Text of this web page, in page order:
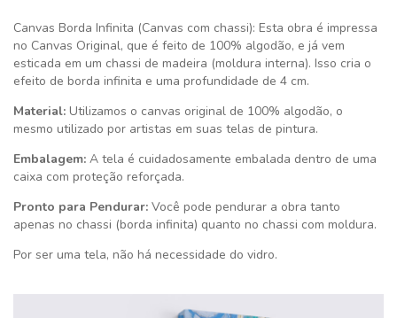
Canvas Borda Infinita (Canvas com chassi): Esta obra é impressa
no Canvas Original, que é feito de 100% algodão, e já vem
esticada em um chassi de madeira (moldura interna). Isso cria o
efeito de borda infinita e uma profundidade de 4 cm.
Material: Utilizamos o canvas original de 100% algodão, o
mesmo utilizado por artistas em suas telas de pintura.
Embalagem: A tela é cuidadosamente embalada dentro de uma
caixa com proteção reforçada.
Pronto para Pendurar: Você pode pendurar a obra tanto
apenas no chassi (borda infinita) quanto no chassi com moldura.
Por ser uma tela, não há necessidade do vidro.